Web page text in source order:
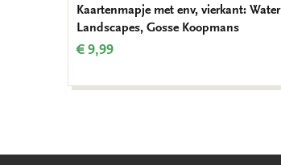
Kaartenmapje met env, vierkant: Water
Landscapes, Gosse Koopmans
€ 9,99